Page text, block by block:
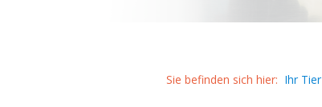
Sie befinden sich hier: Ihr Tier